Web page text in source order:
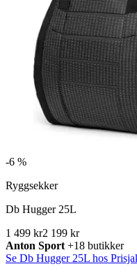
-6 %
Ryggsekker
Db Hugger 25L
1 499 kr2 199 kr
Anton Sport +18 butikker
Se Db Hugger 25L hos